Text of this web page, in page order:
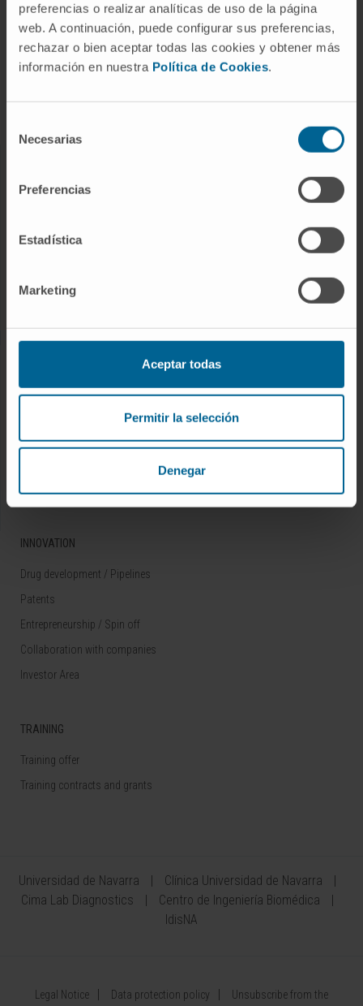
preferencias o realizar analíticas de uso de la página
web. A continuación, puede configurar sus preferencias,
rechazar o bien aceptar todas las cookies y obtener más
información en nuestra Política de Cookies.
Necesarias
Preferencias
Estadística
Marketing
Aceptar todas
Permitir la selección
Denegar
Who we are
Research Center of the Clinica
Campus of the Universidad de Navarra
Our Researchers
Technology platforms
INNOVATION
Drug development / Pipelines
Patents
Entrepreneurship / Spin off
Collaboration with companies
Investor Area
TRAINING
Training offer
Training contracts and grants
Universidad de Navarra
Clínica Universidad de Navarra
Cima Lab Diagnostics
Centro de Ingeniería Biomédica
IdisNA
Legal Notice Data protection policy Unsubscribe from the